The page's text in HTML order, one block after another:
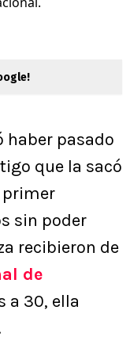
haber pasado
que la sacó
primer
sin poder
recibieron de
de
a 30, ella